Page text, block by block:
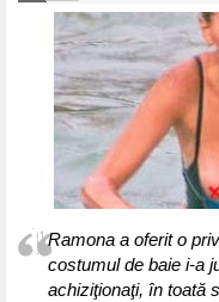
Ramona a oferit o
costumul de baie i-a
achiziţionaţi, în toată